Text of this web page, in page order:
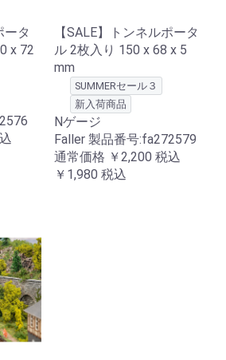
ータ
x 72
【SALE】トンネルポータ
ル 2枚入り 150 x 68 x 5
mm
SUMMERセール３
新入荷商品
Nゲージ
Faller 製品番号:fa272579
通常価格 ￥2,200 税込
￥1,980 税込